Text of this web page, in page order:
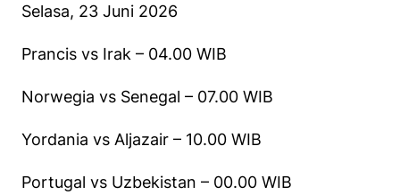
Selasa, 23 Juni 2026
Prancis vs Irak – 04.00 WIB
Norwegia vs Senegal – 07.00 WIB
Yordania vs Aljazair – 10.00 WIB
Portugal vs Uzbekistan – 00.00 WIB